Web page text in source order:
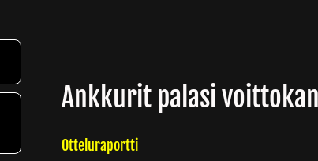
Ankkurit palasi
Otteluraportti